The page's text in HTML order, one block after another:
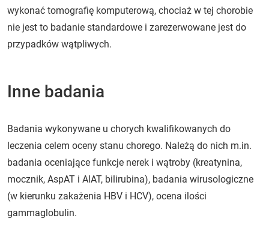
wykonać tomografię komputerową, chociaż w tej chorobie
nie jest to badanie standardowe i zarezerwowane jest do
przypadków wątpliwych.
Inne badania
Badania wykonywane u chorych kwalifikowanych do
leczenia celem oceny stanu chorego. Należą do nich m.in.
badania oceniające funkcje nerek i wątroby (kreatynina,
mocznik, AspAT i AlAT, bilirubina), badania wirusologiczne
(w kierunku zakażenia HBV i HCV), ocena ilości
gammaglobulin.